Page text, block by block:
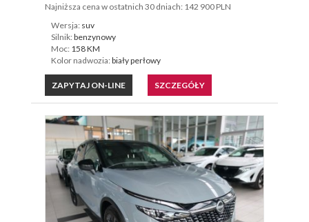
Najniższa cena w ostatnich 30 dniach: 142 900 PLN
Wersja: suv
Silnik: benzynowy
Moc: 158 KM
Kolor nadwozia: biały perłowy
ZAPYTAJ ON-LINE SZCZEGÓŁY